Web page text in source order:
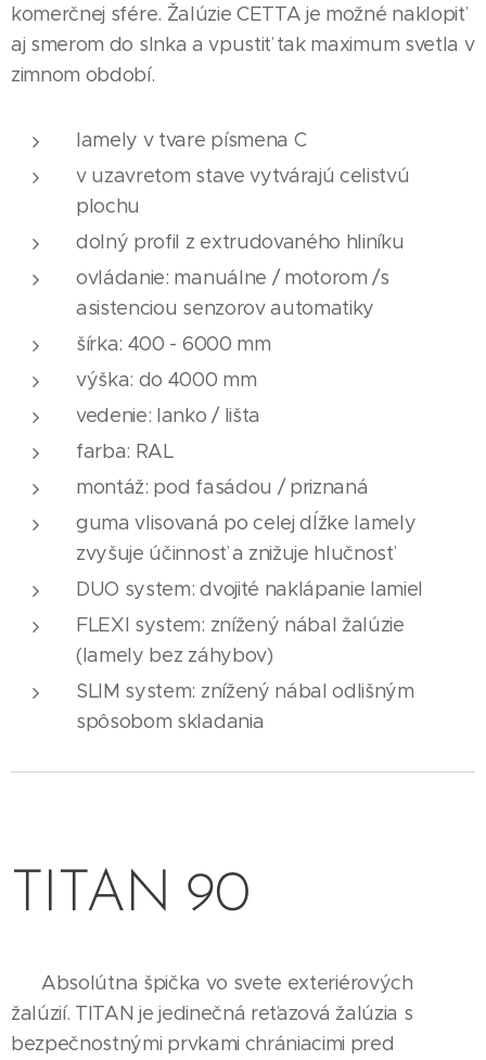
komerčnej sfére. Žalúzie CETTA je možné naklopiť
aj smerom do slnka a vpustiť tak maximum svetla v
zimnom období.
lamely v tvare písmena C
v uzavretom stave vytvárajú celistvú
plochu
dolný profil z extrudovaného hliníku
ovládanie: manuálne / motorom /s
asistenciou senzorov automatiky
šírka: 400 - 6000 mm
výška: do 4000 mm
vedenie: lanko / lišta
farba: RAL
montáž: pod fasádou / priznaná
guma vlisovaná po celej dĺžke lamely
zvyšuje účinnosť a znižuje hlučnosť
DUO system: dvojité naklápanie lamiel
FLEXI system: znížený nábal žalúzie
(lamely bez záhybov)
SLIM system: znížený nábal odlišným
spôsobom skladania
TITAN 90
Absolútna špička vo svete exteriérových
žalúzií. TITAN je jedinečná reťazová žalúzia s
bezpečnostnými prvkami chrániacimi pred